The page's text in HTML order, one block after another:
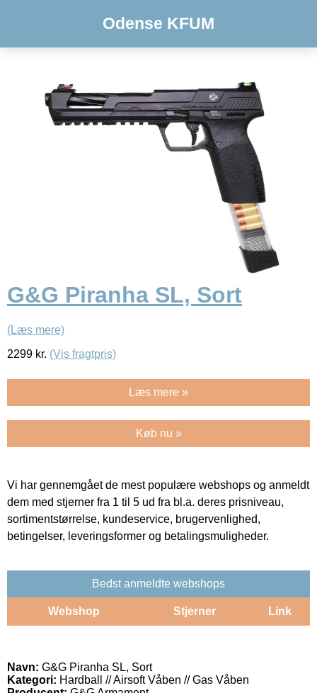
Odense KFUM
G&G Piranha SL, Sort
(Læs mere)
2299 kr. (Vis fragtpris)
Læs mere »
Køb nu »
Vi har gennemgået de mest populære webshops og anmeldt
dem med stjerner fra 1 til 5 ud fra bl.a. deres prisniveau,
sortimentstørrelse, kundeservice, brugervenlighed,
betingelser, leveringsformer og betalingsmuligheder.
Bedst anmeldte webshops
Webshop Stjerner Link
Navn: G&G Piranha SL, Sort
Kategori: Hardball // Airsoft Våben // Gas Våben